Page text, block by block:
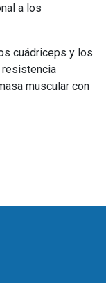
a los
cuádriceps y los
resistencia
muscular con